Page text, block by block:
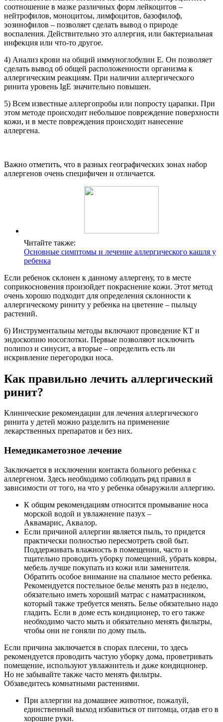
соотношение в мазке различных форм лейкоцитов –
нейтрофилов, моноцитоы, лимфоцитов, базофилоф,
эозинофилов – позволяет сделать вывод о природе
воспаления. Действительно это аллергия, или бактериальная
инфекция или что-то другое.
4) Анализ крови на общий иммуноглобулин Е. Он позволяет
сделать вывод об общей расположенности организма к
аллергическим реакциям. При наличии аллергического
ринита уровень IgE значительно повышен.
5) Всем известные аллергопробы или попросту царапки. При
этом методе происходит небольшое повреждение поверхности
кожи, и в месте повреждения происходит нанесение
аллергена.
Важно отметить, что в разных географических зонах набор
аллергенов очень специфичен и отличается.
Читайте также:
Основные симптомы и лечение аллергического кашля у
ребенка
Если ребенок склонен к данному аллергену, то в месте
соприкосновения произойдет покраснение кожи. Этот метод
очень хорошо подходит для определения склонности к
аллергическому риниту у ребенка на цветение – пыльцу
растений.
6) Инструментальны методы включают проведение КТ и
эндоскопию носоглотки. Первые позволяют исключить
полипоз и синусит, а вторые – определить есть ли
искривление перегородки носа.
Как правильно лечить аллергический
ринит?
Клинические рекомендации для лечения аллергического
ринита у детей можно разделить на применение
лекарственных препаратов и без них.
Немедикаметозное лечение
Заключается в исключении контакта больного ребенка с
аллергеном. Здесь необходимо соблюдать ряд правил в
зависимости от того, на что у ребенка обнаружили аллергию.
К общим рекомендациям относится промывание носа
морской водой и увлажнение пазух –
Аквамарис, Аквалор.
Если причиной аллергии является пыль, то придется
практически полностью пересмотреть свой быт.
Поддерживать влажность в помещении, часто и
тщательно проводить уборку помещений, убрать ковры,
мебель лучше покупать из кожи или заменителя.
Обратить особое внимание на спальное место ребенка.
Рекомендуется постельное белье менять раз в неделю,
обязательно иметь хороший матрас с наматрасником,
который также требуется менять. Белье обязательно надо
гладить. Если в доме есть кондиционер, то его также
необходимо часто мыть и обязательно менять фильтры,
чтобы они не гоняли по дому пыль.
Если причина заключается в спорах плесени, то здесь
рекомендуется проводить частую уборку дома, проветривать
помещение, используют увлажнитель и даже кондиционер.
Но не забывайте также часто менять фильтры.
Обзаведитесь комнатными растениями.
При аллергии на домашнее животное, пожалуй,
единственный выход избавиться от питомца, отдав его в
хорошие руки.